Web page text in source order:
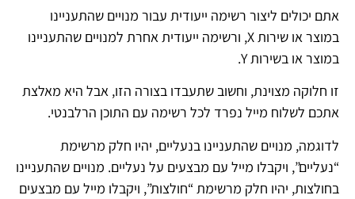
אתם יכולים ליצור רשימה ייעודית עבור מנויים שהתעניינו
במוצר או שירות X, ורשימה ייעודית אחרת למנויים שהתעניינו
במוצר או בשירות Y.
זו חלוקה מצוינת, וחשוב שתעבדו בצורה הזו, אבל היא מאלצת
אתכם לשלוח מייל נפרד לכל רשימה עם התוכן הרלבנטי.
לדוגמה, מנויים שהתעניינו בנעליים, יהיו חלק מרשימת
“נעליים”, ויקבלו מייל עם מבצעים על נעליים. מנויים שהתעניינו
בחולצות, יהיו חלק מרשימת “חולצות”, ויקבלו מייל עם מבצעים